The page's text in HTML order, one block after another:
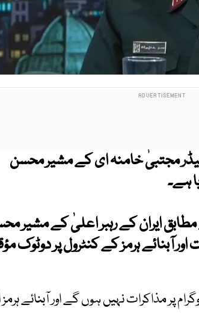
لیڈر مجتبیٰ خامنہ ای کے مشیر محسن
ہے۔
ایران کے رہبر اعلیٰ کے مشیر
آبنائے ہرمز کے کنٹرول پر دوٹوک
پر مذاکرات نہیں ہوں گے اور آبنائے ہرمز